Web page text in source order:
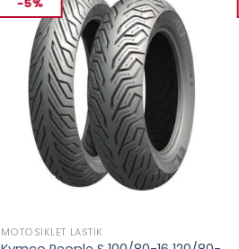
MOTOSIKLET LASTIK